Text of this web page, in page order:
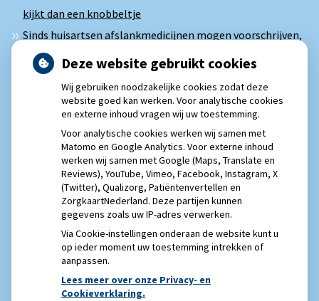
kijkt dan een knobbeltje
Sinds huisartsen afslankmedicijnen mogen voorschrijven,
neemt gebruik toe
Eigen risico gaat onder toekomstig kabinet omhoog
Schurft sinds corona geen vergeten ziekte meer: aantal
uitbraken fors gestegen
Deze website gebruikt cookies
Wij gebruiken noodzakelijke cookies zodat deze
website goed kan werken. Voor analytische cookies
en externe inhoud vragen wij uw toestemming.
Voor analytische cookies werken wij samen met
Matomo en Google Analytics. Voor externe inhoud
werken wij samen met Google (Maps, Translate en
Reviews), YouTube, Vimeo, Facebook, Instagram, X
(Twitter), Qualizorg, Patiëntenvertellen en
ZorgkaartNederland. Deze partijen kunnen
gegevens zoals uw IP-adres verwerken.
Via Cookie-instellingen onderaan de website kunt u
op ieder moment uw toestemming intrekken of
aanpassen.
Lees meer over onze Privacy- en
Cookieverklaring.